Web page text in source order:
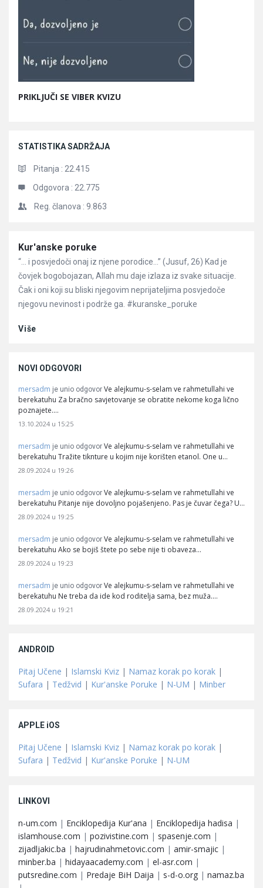
PRIKLJUČI SE VIBER KVIZU
STATISTIKA SADRŽAJA
Pitanja : 22.415
Odgovora : 22.775
Reg. članova : 9.863
Članci
Kur'anske poruke
“… i posvjedoči onaj iz njene porodice…” (Jusuf, 26) Kad je
čovjek bogobojazan, Allah mu daje izlaza iz svake situacije.
Čak i oni koji su bliski njegovim neprijateljima posvjedoče
njegovu nevinost i podrže ga. #kuranske_poruke
Više
NOVI ODGOVORI
mersadm je unio odgovor Ve alejkumu-s-selam ve rahmetullahi ve
berekatuhu Za bračno savjetovanje se obratite nekome koga lično
poznajete.…
13.10.2024 u 15:25
mersadm je unio odgovor Ve alejkumu-s-selam ve rahmetullahi ve
berekatuhu Tražite tiknture u kojim nije korišten etanol. One u…
28.09.2024 u 19:26
mersadm je unio odgovor Ve alejkumu-s-selam ve rahmetullahi ve
berekatuhu Pitanje nije dovoljno pojašenjeno. Pas je čuvar čega? U…
28.09.2024 u 19:25
mersadm je unio odgovor Ve alejkumu-s-selam ve rahmetullahi ve
berekatuhu Ako se bojiš štete po sebe nije ti obaveza…
28.09.2024 u 19:23
mersadm je unio odgovor Ve alejkumu-s-selam ve rahmetullahi ve
berekatuhu Ne treba da ide kod roditelja sama, bez muža.…
28.09.2024 u 19:21
ANDROID
Pitaj Učene | Islamski Kviz | Namaz korak po korak |
Sufara | Tedžvid | Kur'anske Poruke | N-UM | Minber
APPLE iOS
Pitaj Učene | Islamski Kviz | Namaz korak po korak |
Sufara | Tedžvid | Kur'anske Poruke | N-UM
LINKOVI
n-um.com | Enciklopedija Kur'ana | Enciklopedija hadisa |
islamhouse.com | pozivistine.com | spasenje.com |
zijadljakic.ba | hajrudinahmetovic.com | amir-smajic |
minber.ba | hidayaacademy.com | el-asr.com |
putsredine.com | Predaje BiH Daija | s-d-o.org | namaz.ba